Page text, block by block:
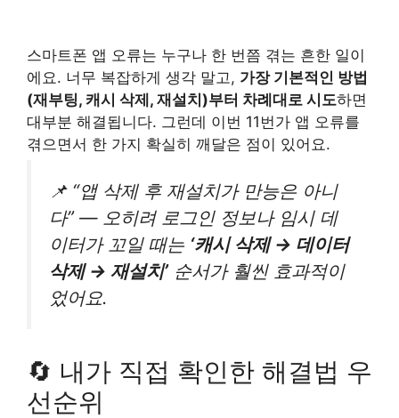
스마트폰 앱 오류는 누구나 한 번쯤 겪는 흔한 일이
에요. 너무 복잡하게 생각 말고, 가장 기본적인 방법
(재부팅, 캐시 삭제, 재설치)부터 차례대로 시도하면
대부분 해결됩니다. 그런데 이번 11번가 앱 오류를
겪으면서 한 가지 확실히 깨달은 점이 있어요.
📌 “앱 삭제 후 재설치가 만능은 아니
다” — 오히려 로그인 정보나 임시 데
이터가 꼬일 때는 ‘캐시 삭제 → 데이터
삭제 → 재설치’순서가 훨씬 효과적이
었어요.
🔄 내가 직접 확인한 해결법 우
선순위